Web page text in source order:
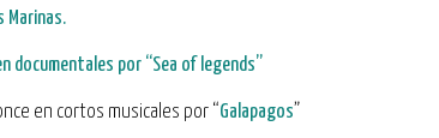
Marinas.
documentales por “Sea of legends”
en cortos musicales por “Galapagos”